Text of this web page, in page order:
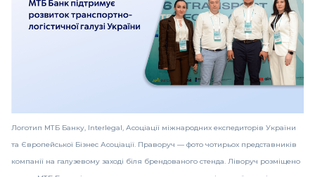
Логотип МТБ Банку, Interlegal, Асоціації міжнародних експедиторів України
та Європейської Бізнес Асоціації. Праворуч — фото чотирьох представників
компанії на галузевому заході біля брендованого стенда. Ліворуч розміщено